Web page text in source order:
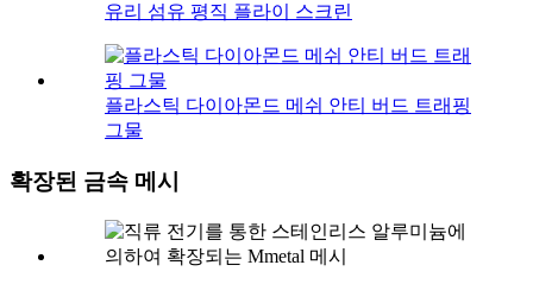
유리 섬유 평직 플라이 스크린
플라스틱 다이아몬드 메쉬 안티 버드 트래핑
그물
확장된 금속 메시